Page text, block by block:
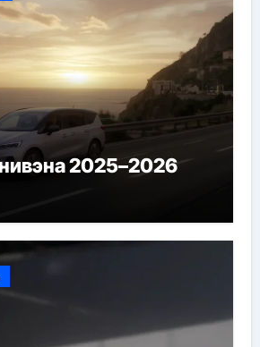
2025–2026